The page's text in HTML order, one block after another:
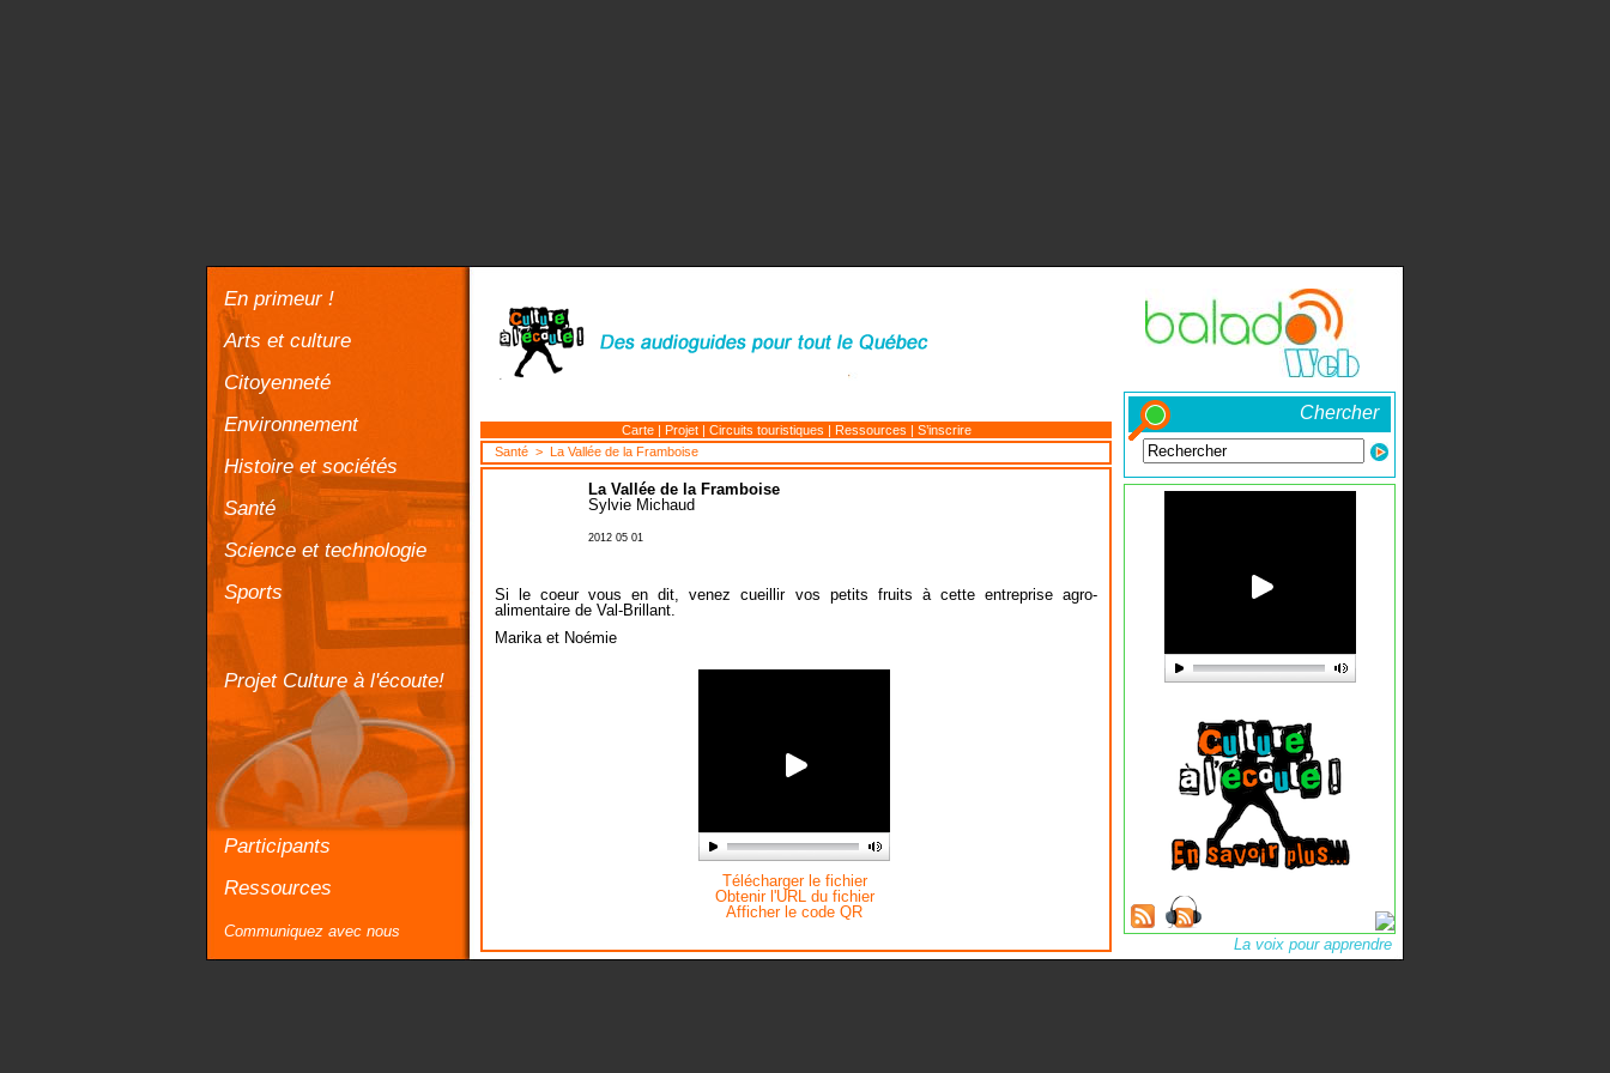
En primeur !
Arts et culture
Citoyenneté
Environnement
Histoire et sociétés
Santé
Science et technologie
Sports
Projet Culture à l'écoute!
Participants
Ressources
Communiquez avec nous
Carte | Projet | Circuits touristiques | Ressources | S’inscrire
Santé > La Vallée de la Framboise
La Vallée de la Framboise
Sylvie Michaud
2012 05 01
Si le coeur vous en dit, venez cueillir vos petits fruits à cette entreprise agro-
alimentaire de Val-Brillant.
Marika et Noémie
Télécharger le fichier
Obtenir l'URL du fichier
Afficher le code QR
Chercher
La voix pour apprendre